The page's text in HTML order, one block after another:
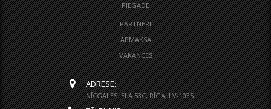
PIEGĀDE
PARTNERI
APMAKSA
VAKANCES
ADRESE:
NĪCGALES IELA 53C, RĪGA, LV-1035